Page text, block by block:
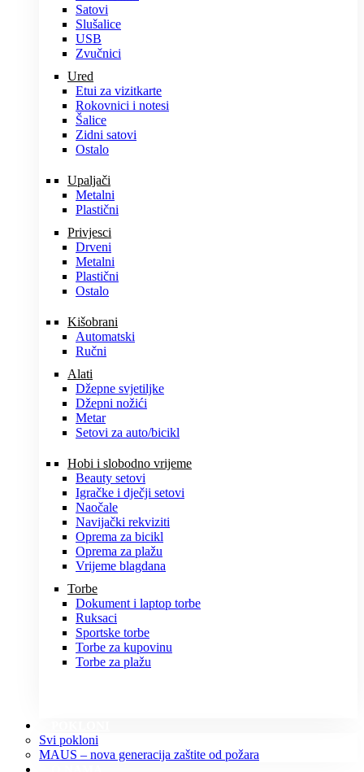
Satovi
Slušalice
USB
Zvučnici
Ured
Etui za vizitkarte
Rokovnici i notesi
Šalice
Zidni satovi
Ostalo
Upaljači
Metalni
Plastični
Privjesci
Drveni
Metalni
Plastični
Ostalo
Kišobrani
Automatski
Ručni
Alati
Džepne svjetiljke
Džepni nožići
Metar
Setovi za auto/bicikl
Hobi i slobodno vrijeme
Beauty setovi
Igračke i dječji setovi
Naočale
Navijački rekviziti
Oprema za bicikl
Oprema za plažu
Vrijeme blagdana
Torbe
Dokument i laptop torbe
Ruksaci
Sportske torbe
Torbe za kupovinu
Torbe za plažu
Svi pokloni
MAUS – nova generacija zaštite od požara